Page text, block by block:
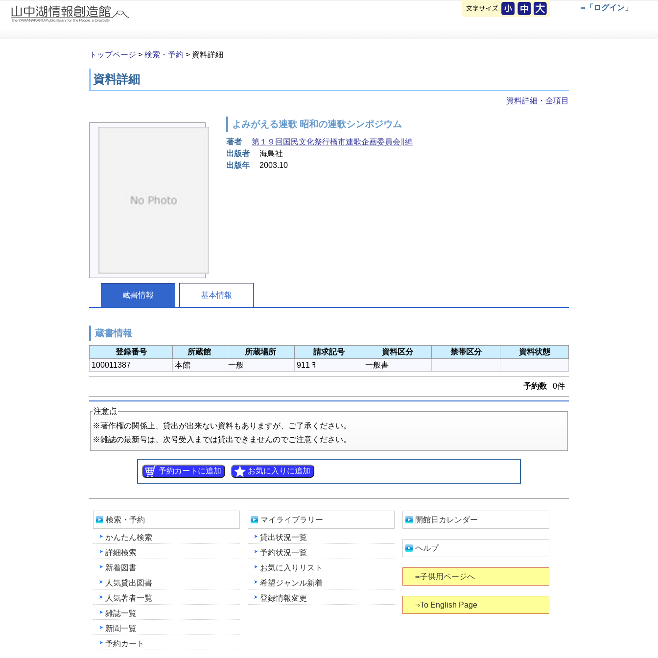
本文へ移動 ⇒「ログイン」
トップページ > 検索・予約 > 資料詳細
資料詳細
資料詳細・全項目
よみがえる連歌 昭和の連歌シンポジウム
著者
第１９回国民文化祭行橋市連歌企画委員会∥編
出版者
海鳥社
出版年
2003.10
蔵書情報 基本情報
蔵書情報
登録番号 所蔵館 所蔵場所 請求記号 資料区分 禁帯区分
資料状態
100011387
本館 一般 911 ﾖ 一般書
予約数 0件
注意点
※著作権の関係上、貸出が出来ない資料もありますが、ご了承ください。
※雑誌の最新号は、次号受入までは貸出できませんのでご注意ください。
検索・予約
かんたん検索
詳細検索
新着図書
人気貸出図書
人気著者一覧
雑誌一覧
新聞一覧
予約カート
マイライブラリー
貸出状況一覧
予約状況一覧
お気に入りリスト
希望ジャンル新着
登録情報変更
開館日カレンダー
ヘルプ
⇒子供用ページへ
⇒To English Page